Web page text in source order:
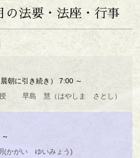
の法要・法座・行事
朝に引き続き） 7:00 ～
授 早島 慧（はやしま さとし）
(かがい ゆいみょう)